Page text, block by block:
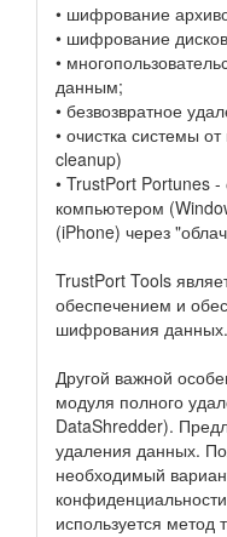
• шифрование
• шифрование
•
данным;
• безвозвратное
• очистка системы
cleanup)
• TrustPort Portunes
компьютером
(iPhone) через
TrustPort Tools
обеспечением и
шифрования данных.
Другой важной
модуля полного
DataShredder).
удаления данных.
необходимый
используется метод